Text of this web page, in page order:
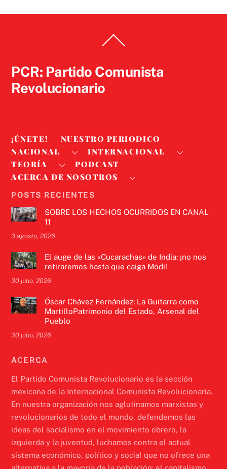
To
PCR: Partido Comunista
Revolucionario
¡ÚNETE!
NUESTRO PERIODICO
NACIONAL
INTERNACIONAL
TEORÍA
PODCAST
ACERCA DE NOSOTROS
POSTS RECIENTES
SOBRE LOS HECHOS OCURRIDOS EN CANAL
11
3 agosto, 2026
El auge de las «Cucarachas» de India: ¡no nos
retiraremos hasta que caiga Modi!
30 julio, 2026
Óscar Chávez Fernández: La Guitarra como
MartilloPatrimonio del Estado, Arsenal del
Pueblo
30 julio, 2026
ACERCA
El Partido Comunista Revolucionario es la sección
mexicana de la Internacional Comunista Revolucionaria.
En nuestra organización nos aglutinamos marxistas y
revolucionarios de todo el mundo, defendemos las
ideas del socialismo en el movimiento obrero, la
izquierda y la juventud, luchamos contra el actual
sistema económico, político y social que no ofrece una